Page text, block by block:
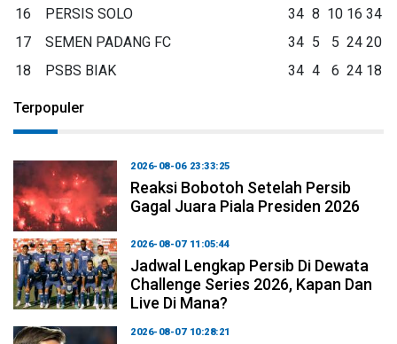
16
PERSIS SOLO 34 8 10 16 34
17
SEMEN PADANG FC 34 5 5 24 20
18
PSBS BIAK 34 4 6 24 18
Terpopuler
2026-08-06 23:33:25
Reaksi Bobotoh Setelah Persib
Gagal Juara Piala Presiden 2026
2026-08-07 11:05:44
Jadwal Lengkap Persib Di Dewata
Challenge Series 2026, Kapan Dan
Live Di Mana?
2026-08-07 10:28:21